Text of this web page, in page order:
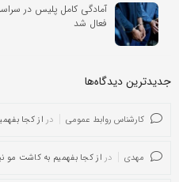
آمادگی کامل پلیس در
فعال شد
جدیدترین دیدگاه‌‌ها
کارشناس روابط عمومی در از کجا
مهدی در از کجا بفهمیم به کاشت مو